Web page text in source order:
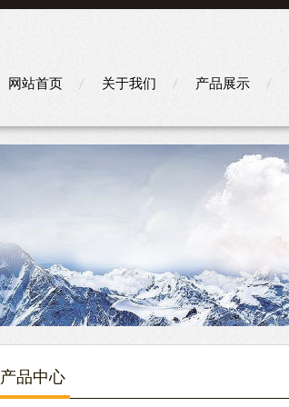
网站首页 关于我们 产品展示
产品中心